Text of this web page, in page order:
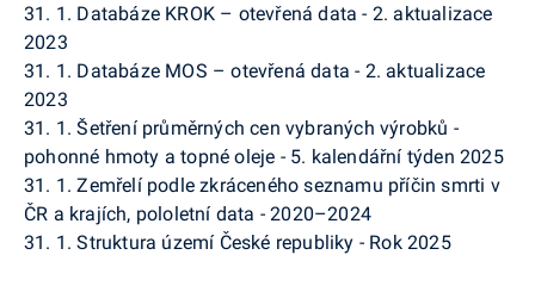
31. 1. Databáze KROK – otevřená data - 2. aktualizace
2023
31. 1. Databáze MOS – otevřená data - 2. aktualizace
2023
31. 1. Šetření průměrných cen vybraných výrobků -
pohonné hmoty a topné oleje - 5. kalendářní týden 2025
31. 1. Zemřelí podle zkráceného seznamu příčin smrti v
ČR a krajích, pololetní data - 2020–2024
31. 1. Struktura území České republiky - Rok 2025